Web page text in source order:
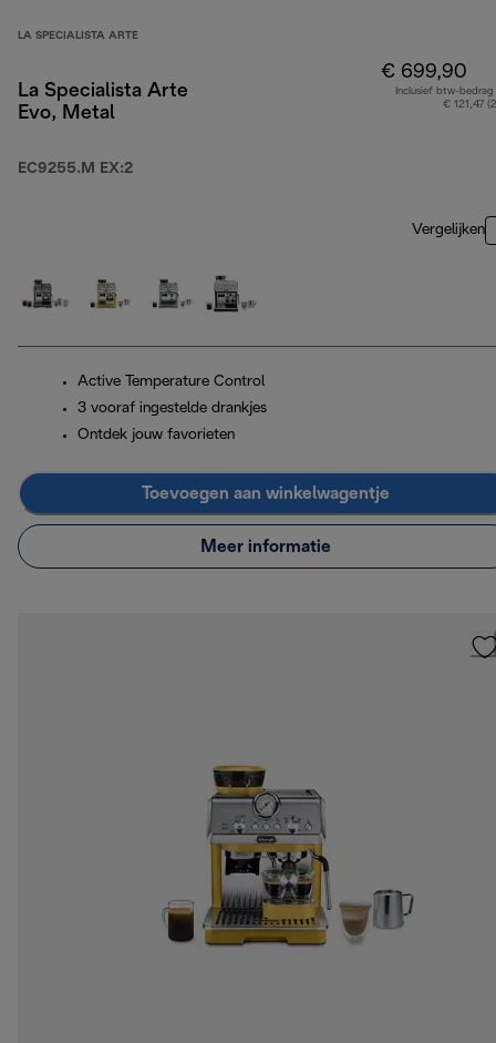
LA SPECIALISTA ARTE
La Specialista Arte
Evo, Metal
EC9255.M EX:2
€ 699,90
Inclusief btw-bedrag
€ 121,47
Vergelijken
Active Temperature Control
3 vooraf ingestelde drankjes
Ontdek jouw favorieten
Toevoegen aan winkelwagentje
Meer informatie